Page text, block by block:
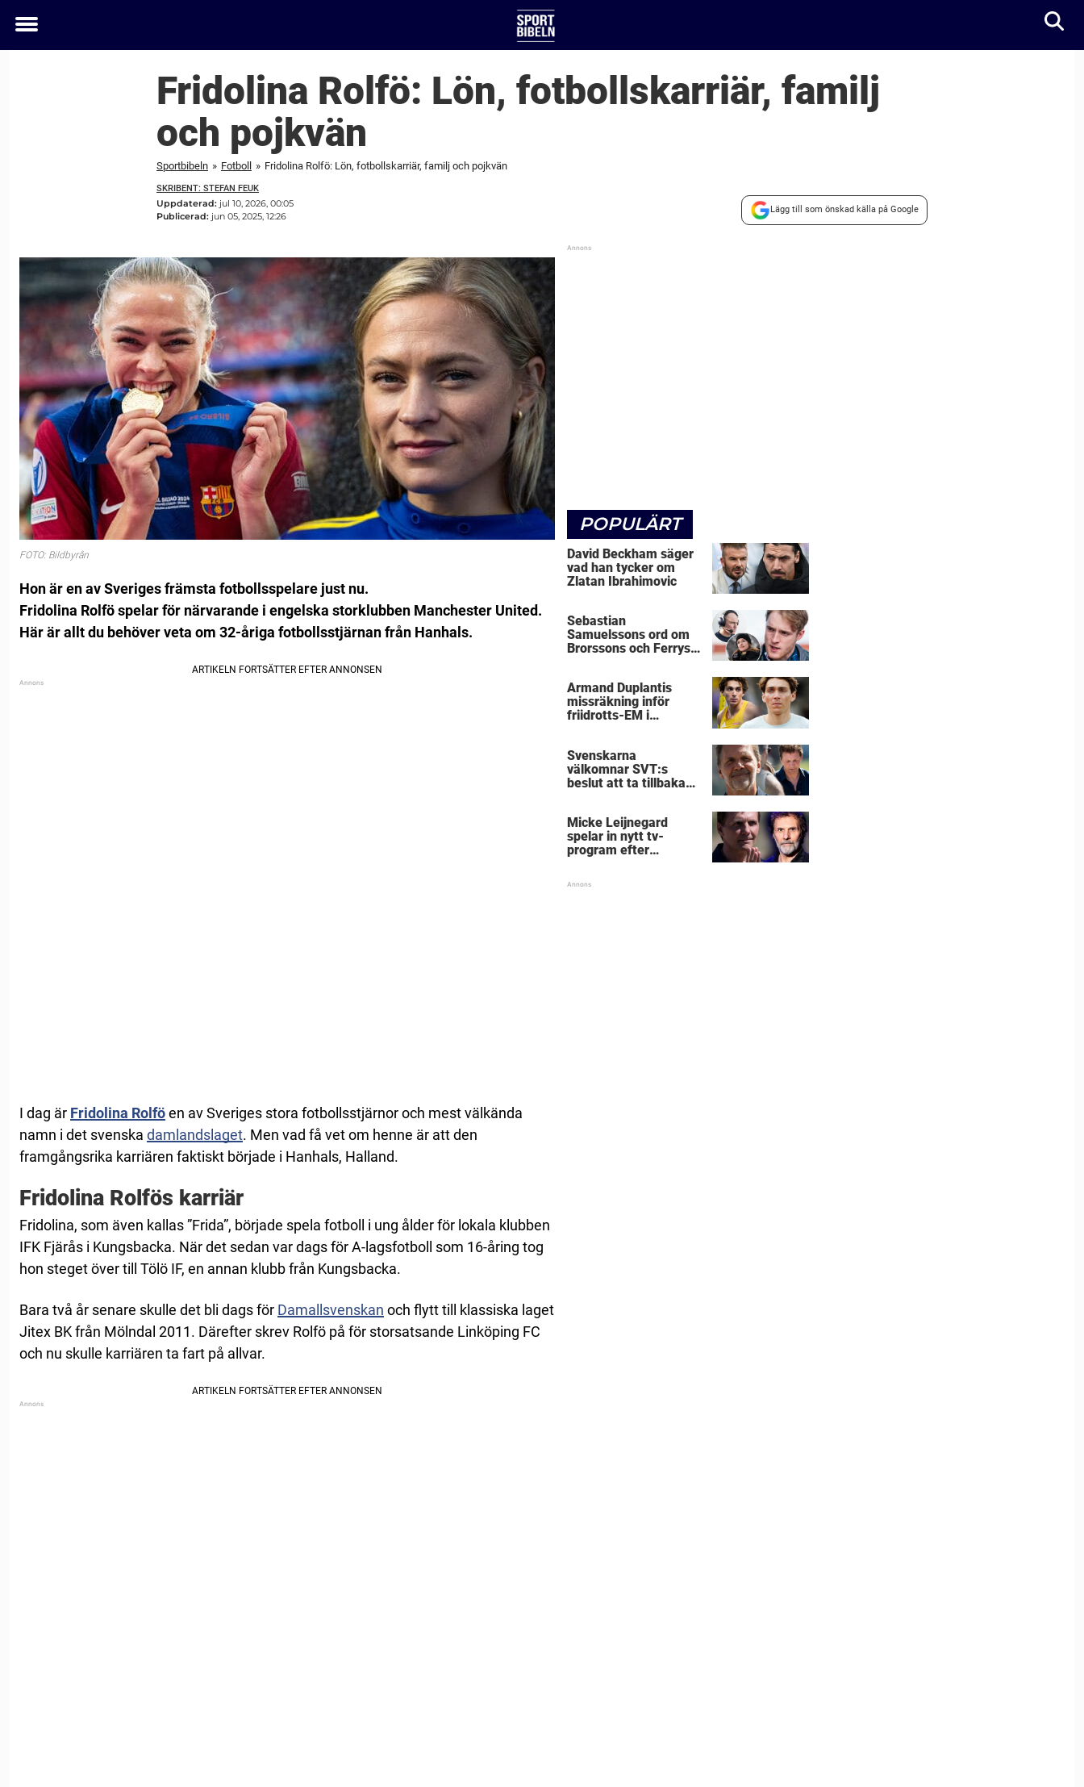
Toggle
Fridolina Rolfö: Lön, fotbollskarriär, familj
och pojkvän
Sportbibeln » Fotboll » Fridolina Rolfö: Lön, fotbollskarriär, familj och pojkvän
SKRIBENT: STEFAN FEUK
Uppdaterad: jul 10, 2026, 00:05
Publicerad: jun 05, 2025, 12:26
Lägg till som önskad källa på Google
FOTO: Bildbyrån
Hon är en av Sveriges främsta fotbollsspelare just nu.
Fridolina Rolfö spelar för närvarande i engelska storklubben Manchester United.
Här är allt du behöver veta om 32-åriga fotbollsstjärnan från Hanhals.
I dag är Fridolina Rolföen av Sveriges stora fotbollsstjärnor och mest välkända
namn i det svenska damlandslaget. Men vad få vet om henne är att den
framgångsrika karriären faktiskt började i Hanhals, Halland.
Fridolina Rolfös karriär
Fridolina, som även kallas ”Frida”, började spela fotboll i ung ålder för lokala klubben
IFK Fjärås i Kungsbacka. När det sedan var dags för A-lagsfotboll som 16-åring tog
hon steget över till Tölö IF, en annan klubb från Kungsbacka.
Bara två år senare skulle det bli dags för Damallsvenskan och flytt till klassiska laget
Jitex BK från Mölndal 2011. Därefter skrev Rolfö på för storsatsande Linköping FC
och nu skulle karriären ta fart på allvar.
POPULÄRT
David Beckham säger
vad han tycker om
Zlatan Ibrahimovic
Sebastian
Samuelssons ord om
Brorssons och Ferrys
Armand Duplantis
missräkning inför
friidrotts-EM i
Svenskarna
välkomnar SVT:s
beslut att ta tillbaka
Micke Leijnegard
spelar in nytt tv-
program efter